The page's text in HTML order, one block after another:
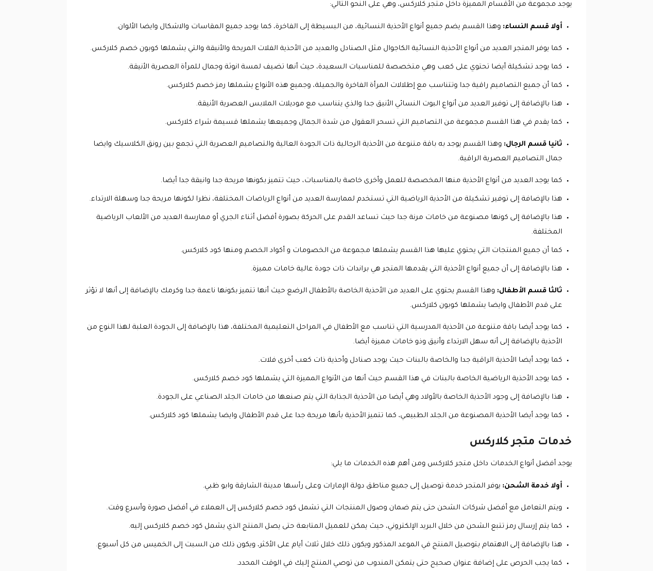
يوجد مجموعة من الأقسام المميزة داخل متجر كلاركس، وهي على النحو التالي:
أولا قسم النساء: وهذا القسم يضم جميع أنواع الأحذية النسائية، من البسيطة إلى الفاخرة، كما يوجد جميع المقاسات والاشكال وايضا الألوان.
كما يوفر المتجر العديد من أنواع الأحذية النسائية الكاجوال مثل الصنادل والعديد من الأحذية الفلات المريحة والأنيقة والتي يشملها كوبون خصم كلاركس.
كما يوجد تشكيلة أيضا تحتوي على كعب وهي متخصصة للمناسبات السعيدة، حيث أنها تضيف لمسة انوثة وجمال للمرأة العصرية الأنيقة.
كما أن جميع التصاميم راقية جدا وتتناسب مع إطلالات المرأة الفاخرة والجميلة، وجميع هذه الأنواع يشملها رمز خصم كلاركس.
هذا بالإضافة إلى توفير العديد من أنواع البوت النسائي الأنيق جدا والذي يتناسب مع موديلات الملابس العصرية الأنيقة.
كما يقدم في هذا القسم مجموعة من التصاميم التي تسحر العقول من شدة الجمال وجميعها يشملها قسيمة شراء كلاركس.
ثانيا قسم الرجال: وهذا القسم يوجد به باقة متنوعة من الأحذية الرجالية ذات الجودة العالية والتصاميم العصرية التي تجمع بين رونق الكلاسيك وايضا
جمال التصاميم العصرية الراقية.
كما يوجد العديد من أنواع الأحذية منها المخصصة للعمل وأخرى خاصة بالمناسبات، حيث تتميز بكونها مريحة جدا وانيقة جدا أيضا.
هذا بالإضافة إلى توفير تشكيلة من الأحذية الرياضية التي تستخدم لممارسة العديد من أنواع الرياضات المختلفة، نظرا لكونها مريحة جدا وسهلة الارتداء.
هذا بالإضافة إلى كونها مصنوعة من خامات مرنة جدا حيث تساعد القدم على الحركة بصورة أفضل أثناء الجري أو ممارسة العديد من الألعاب الرياضية
المختلفة.
كما أن جميع المنتجات التي يحتوي عليها هذا القسم يشملها مجموعة من الخصومات و أكواد الخصم ومنها كود كلاركس.
هذا بالإضافة إلى أن جميع أنواع الأحذية التي يقدمها المتجر هي براندات ذات جودة عالية خامات مميزة.
ثالثا قسم الأطفال: وهذا القسم يحتوي على العديد من الأحذية الخاصة بالأطفال الرضع حيث أنها تتميز بكونها ناعمة جدا وكرمك بالإضافة إلى أنها لا تؤثر
على قدم الأطفال وايضا يشملها كوبون كلاركس.
كما يوجد أيضا باقة متنوعة من الأحذية المدرسية التي تناسب مع الأطفال في المراحل التعليمية المختلفة، هذا بالإضافة إلى الجودة العلبة لهذا النوع من
الأحذية بالإضافة إلى أنه سهل الارتداء وأنيق وذو خامات مميزة أيضا.
كما يوجد أيضا الأحذية الراقية جدا والخاصة بالبنات حيث يوجد صنادل وأحذية ذات كعب أخرى فلات.
كما يوجد الأحذية الرياضية الخاصة بالبنات في هذا القسم حيث أنها من الأنواع المميزة التي يشملها كود خصم كلاركس.
هذا بالإضافة إلى وجود الأحذية الخاصة بالأولاد وهي أيضا من الأحذية الجذابة التي يتم صنعها من خامات الجلد الصناعي على الجودة.
كما يوجد أيضا الأحذية المصنوعة من الجلد الطبيعي، كما تتميز الأحذية بأنها مريحة جدا على قدم الأطفال وايضا يشملها كود كلاركس.
خدمات متجر كلاركس
يوجد أفضل أنواع الخدمات داخل متجر كلاركس ومن أهم هذه الخدمات ما يلي:
أولا خدمة الشحن: يوفر المتجر خدمة توصيل إلى جميع مناطق دولة الإمارات وعلى رأسها مدينة الشارقة وابو ظبي.
ويتم التعامل مع أفضل شركات الشحن حتى يتم ضمان وصول المنتجات التي تشمل كود خصم كلاركس إلى العملاء في أفضل صورة وأسرع وقت.
كما يتم إرسال رمز تتبع الشحن من خلال البريد الإلكتروني، حيث يمكن للعميل المتابعة حتى يصل المنتج الذي يشمل كود خصم كلاركس إليه.
هذا بالإضافة إلى الاهتمام بتوصيل المنتج في الموعد المذكور ويكون ذلك خلال ثلاث أيام على الأكثر، ويكون ذلك من السبت إلى الخميس من كل أسبوع.
كما يجب الحرص على إضافة عنوان صحيح حتى يتمكن المندوب من توصي المنتج إليك في الوقت المحدد.